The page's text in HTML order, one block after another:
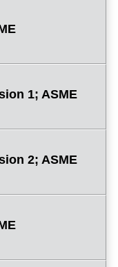
1; ASME
2; ASME